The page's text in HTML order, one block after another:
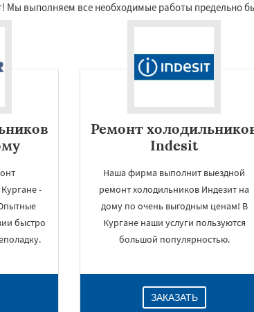
выполняем все необходимые работы предельно
-
быстро
Ремонт
Indesit
Наша фирма выполнит выездной
ремонт холодильников Индезит на
дому по очень выгодным ценам! В
Кургане наши услуги пользуются
большой популярностью.
ЗАКАЗАТЬ